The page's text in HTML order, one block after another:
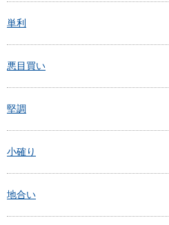
単利
悪目買い
堅調
小確り
地合い